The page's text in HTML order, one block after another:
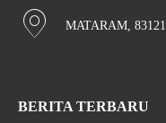
MATARAM, 83121
BERITA TERBARU